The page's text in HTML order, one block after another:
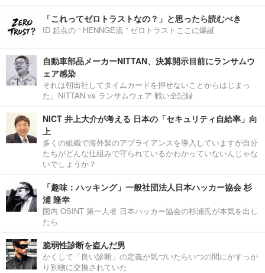
「これってゼロトラストなの？」と思ったら読むべき
ID 起点の “ HENNGE流 ” ゼロトラストここに爆誕
自動車部品メーカーNITTAN、決算開示目前にランサムウ
ェア感染
それは朝出社してタイムカードを押せないことからはじまっ
た。NITTAN vs ランサムウェア 戦い全記録
NICT 井上大介が考える 日本の「セキュリティ自給率」向
上
多くの組織で海外製のアプライアンスを導入していますが自分
たちがどんな仕組みで守られているかわかっていないんじゃな
いでしょうか？
「趣味：ハッキング」一般社団法人日本ハッカー協会 杉
浦 隆幸
国内 OSINT 第一人者 日本ハッカー協会の杉浦氏が本気を出し
たら
脆弱性診断を盗んだ男
かくして「良い診断」の定義が気づいたらいつの間にかすっか
り別物に交換されていた